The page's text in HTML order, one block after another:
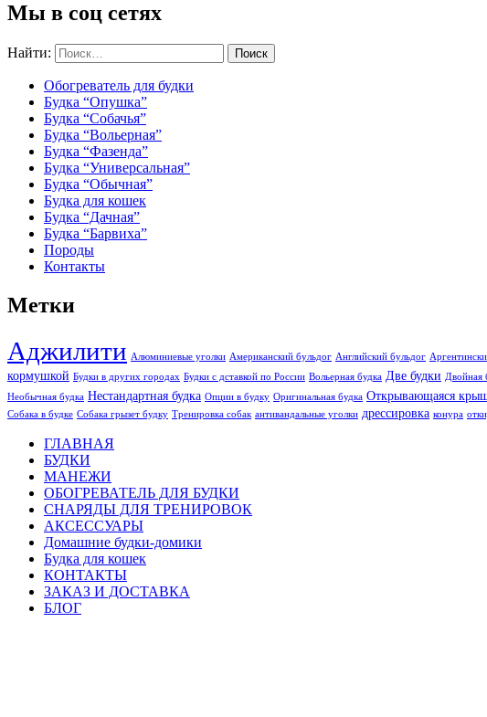
Мы в соц сетях
Найти:
Обогреватель для будки
Будка “Опушка”
Будка “Собачья”
Будка “Вольерная”
Будка “Фазенда”
Будка “Универсальная”
Будка “Обычная”
Будка для кошек
Будка “Дачная”
Будка “Барвиха”
Породы
Контакты
Метки
Аджилити Алюминиевые уголки Американский бульдог Английский бульдог
кормушкой Будки в других городах Будки с дставкой по России Вольерная будка Две будки Двойная
Необычная будка Нестандартная будка Опции в будку Оригинальная будка Открывающаяся
Собака в будке Собака грызет будку Тренировка собак антивандальные уголки дрессировка конура
ГЛАВНАЯ
БУДКИ
МАНЕЖИ
ОБОГРЕВАТЕЛЬ ДЛЯ БУДКИ
СНАРЯДЫ ДЛЯ ТРЕНИРОВОК
АКСЕССУАРЫ
Домашние будки-домики
Будка для кошек
КОНТАКТЫ
ЗАКАЗ И ДОСТАВКА
БЛОГ